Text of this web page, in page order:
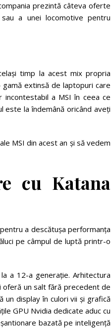
prezintă câteva oferte
a unei locomotive pentru
timp la acest mix propria
extinsă de laptopuri care
a MSI în ceea ce
este la îndemână oricând aveți
MSI din acest an și să vedem
cu Katana
a descătușa performanța
pe câmpul de luptă printr-o
a 12-a generație. Arhitectura
un salt fără precedent de
un display în culori vii și grafică
GPU Nvidia dedicate aduc cu
bazată pe inteligență